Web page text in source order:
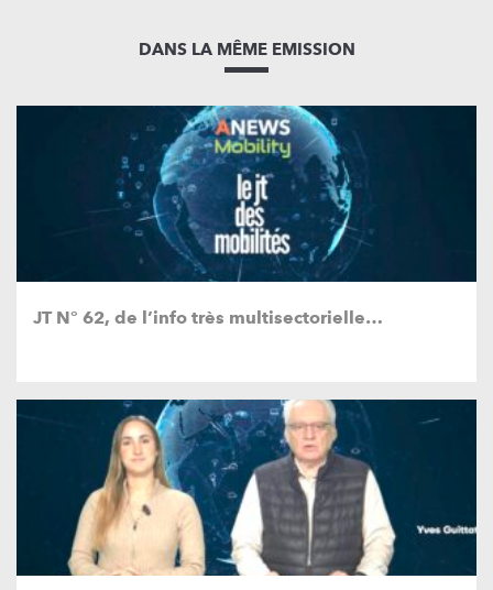
DANS LA MÊME EMISSION
JT N° 62, de l’info très multisectorielle…